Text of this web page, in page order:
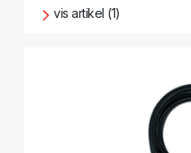
vis artikel (1)